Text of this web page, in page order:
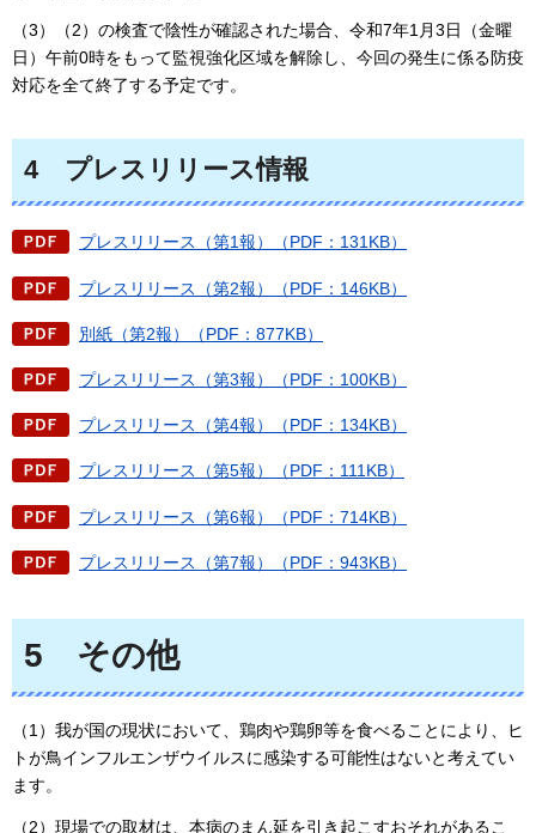
（3）（2）の検査で陰性が確認された場合、令和7年1月3日（金曜
日）午前0時をもって監視強化区域を解除し、今回の発生に係る防疫
対応を全て終了する予定です。
4 プレスリリース情報
プレスリリース（第1報）（PDF：131KB）
プレスリリース（第2報）（PDF：146KB）
別紙（第2報）（PDF：877KB）
プレスリリース（第3報）（PDF：100KB）
プレスリリース（第4報）（PDF：134KB）
プレスリリース（第5報）（PDF：111KB）
プレスリリース（第6報）（PDF：714KB）
プレスリリース（第7報）（PDF：943KB）
5 その他
（1）我が国の現状において、鶏肉や鶏卵等を食べることにより、ヒ
トが鳥インフルエンザウイルスに感染する可能性はないと考えてい
ます。
（2）現場での取材は、本病のまん延を引き起こすおそれがあるこ